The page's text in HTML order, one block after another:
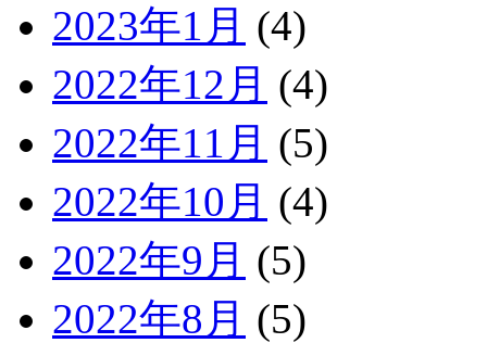
2023年1月 (4)
2022年12月 (4)
2022年11月 (5)
2022年10月 (4)
2022年9月 (5)
2022年8月 (5)